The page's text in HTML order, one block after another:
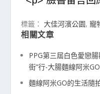
標籤：大佳河濱公園,寵
相關文章
PPG第三屆白色愛戀
街”行-大腸麵線阿米GO
麵線阿米GO的生活隨